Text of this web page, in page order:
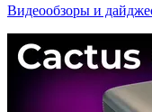
Видеообзоры и